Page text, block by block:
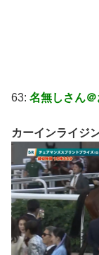
63: 名無しさん
カーインライジ